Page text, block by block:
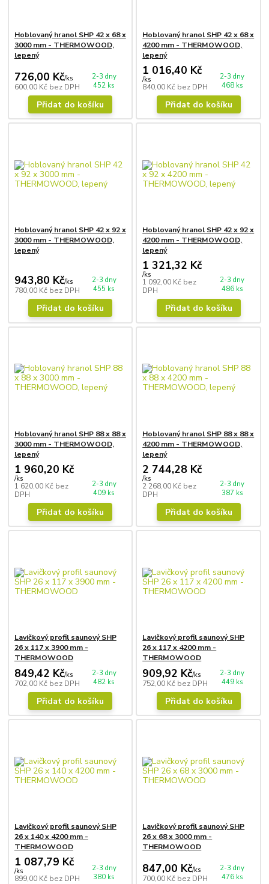
Hoblovaný hranol SHP 42 x 68 x
3000 mm - THERMOWOOD,
lepený
726,00 Kč/ks
600,00 Kč bez DPH
2-3 dny
452 ks
Přidat do košíku
Hoblovaný hranol SHP 42 x 68 x
4200 mm - THERMOWOOD,
lepený
1 016,40 Kč
/ks
840,00 Kč bez DPH
2-3 dny
468 ks
Přidat do košíku
Hoblovaný hranol SHP 42 x 92 x
3000 mm - THERMOWOOD,
lepený
943,80 Kč/ks
780,00 Kč bez DPH
2-3 dny
455 ks
Přidat do košíku
Hoblovaný hranol SHP 42 x 92 x
4200 mm - THERMOWOOD,
lepený
1 321,32 Kč
/ks
1 092,00 Kč bez
DPH
2-3 dny
486 ks
Přidat do košíku
Hoblovaný hranol SHP 88 x 88 x
3000 mm - THERMOWOOD,
lepený
1 960,20 Kč
/ks
1 620,00 Kč bez
DPH
2-3 dny
409 ks
Přidat do košíku
Hoblovaný hranol SHP 88 x 88 x
4200 mm - THERMOWOOD,
lepený
2 744,28 Kč
/ks
2 268,00 Kč bez
DPH
2-3 dny
387 ks
Přidat do košíku
Lavičkový profil saunový SHP
26 x 117 x 3900 mm -
THERMOWOOD
849,42 Kč/ks
702,00 Kč bez DPH
2-3 dny
482 ks
Přidat do košíku
Lavičkový profil saunový SHP
26 x 117 x 4200 mm -
THERMOWOOD
909,92 Kč/ks
752,00 Kč bez DPH
2-3 dny
449 ks
Přidat do košíku
Lavičkový profil saunový SHP
26 x 140 x 4200 mm -
THERMOWOOD
1 087,79 Kč
/ks
899,00 Kč bez DPH
2-3 dny
380 ks
Lavičkový profil saunový SHP
26 x 68 x 3000 mm -
THERMOWOOD
847,00 Kč/ks
700,00 Kč bez DPH
2-3 dny
476 ks